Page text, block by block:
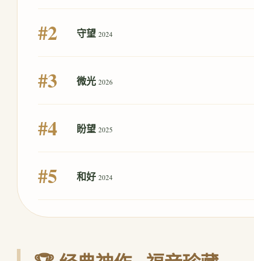
#2 守望 2024
#3 微光 2026
#4 盼望 2025
#5 和好 2024